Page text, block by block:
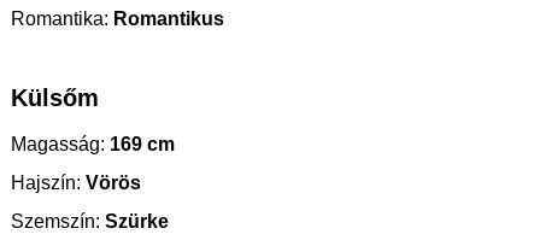
Romantika: Romantikus
Külsőm
Magasság: 169 cm
Hajszín: Vörös
Szemszín: Szürke